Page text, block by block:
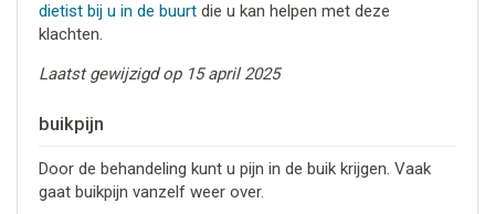
dietist bij u in de buurtdie u kan helpen met deze
klachten.
Laatst gewijzigd op 15 april 2025
buikpijn
Door de behandeling kunt u pijn in de buik krijgen. Vaak
gaat buikpijn vanzelf weer over.